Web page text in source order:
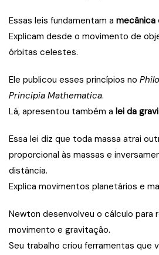
Essas leis fundamentam a mecânica
Explicam desde o movimento de
órbitas celestes.
Ele publicou esses princípios no
Principia Mathematica.
Lá, apresentou também a lei da
Essa lei diz que toda massa atrai
proporcional às massas e
distância.
Explica movimentos planetários e
Newton desenvolveu o cálculo para
movimento e gravitação.
Seu trabalho criou ferramentas que